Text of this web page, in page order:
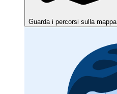
Guarda i percorsi sulla mappa